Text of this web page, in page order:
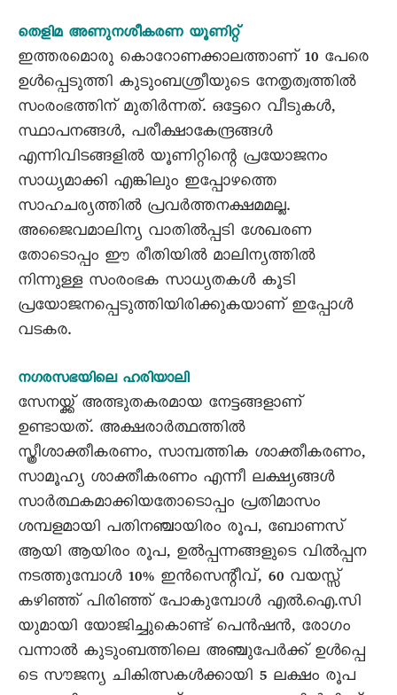
തെളിമ അണുനശീകരണ യൂണിറ്റ്
ഇത്തരമൊരു കൊറോണക്കാലത്താണ് 10 പേരെ
ഉൾപ്പെടുത്തി കുടുംബശ്രീയുടെ നേതൃത്വത്തിൽ
സംരംഭത്തിന് മുതിർന്നത്. ഒട്ടേറെ വീടുകൾ,
സ്ഥാപനങ്ങൾ, പരീക്ഷാകേന്ദ്രങ്ങൾ
എന്നിവിടങ്ങളിൽ യൂണിറ്റിന്റെ പ്രയോജനം
സാധ്യമാക്കി എങ്കിലും ഇപ്പോഴത്തെ
സാഹചര്യത്തിൽ പ്രവർത്തനക്ഷമമല്ല.
അജൈവമാലിന്യ വാതിൽപ്പടി ശേഖരണ
തോടൊപ്പം ഈ രീതിയിൽ മാലിന്യത്തിൽ
നിന്നുള്ള സംരംഭക സാധ്യതകൾ കൂടി
പ്രയോജനപ്പെടുത്തിയിരിക്കുകയാണ്‌ ഇപ്പോൾ
വടകര.
നഗരസഭയിലെ ഹരിയാലി
സേനയ്ക്ക് അത്ഭുതകരമായ നേട്ടങ്ങളാണ്
ഉണ്ടായത്. അക്ഷരാർത്ഥത്തിൽ
സ്ത്രീശാക്തീകരണം, സാമ്പത്തിക ശാക്തീകരണം,
സാമൂഹ്യ ശാക്തീകരണം എന്നീ ലക്ഷ്യങ്ങൾ
സാർത്ഥകമാക്കിയതോടൊപ്പം പ്രതിമാസം
ശമ്പളമായി പതിനഞ്ചായിരം രൂപ, ബോണസ്
ആയി ആയിരം രൂപ, ഉൽപ്പന്നങ്ങളുടെ വിൽപ്പന
നടത്തുമ്പോൾ 10% ഇൻസെന്റീവ്, 60 വയസ്സ്
കഴിഞ്ഞ് പിരിഞ്ഞ് പോകുമ്പോൾ എൽ.ഐ.സി
യുമായി യോജിച്ചുകൊണ്ട് പെൻഷൻ, രോഗം
വന്നാൽ കുടുംബത്തിലെ അഞ്ചുപേർക്ക് ഉൾപ്പെ
ടെ സൗജന്യ ചികിത്സകൾക്കായി 5 ലക്ഷം രൂപ